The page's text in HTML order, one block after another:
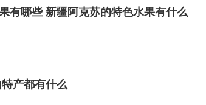
有哪些 新疆阿克苏的特色水果有什么
产都有什么